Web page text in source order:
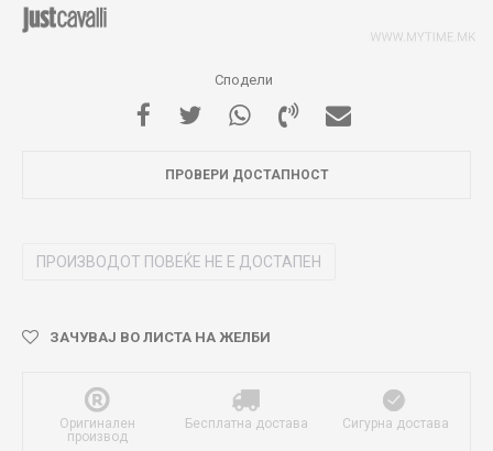
Сподели
ПРОВЕРИ ДОСТАПНОСТ
ПРОИЗВОДОТ ПОВЕЌЕ НЕ Е ДОСТАПЕН
ЗАЧУВАЈ ВО ЛИСТА НА ЖЕЛБИ
Оригинален
производ
Бесплатна достава Сигурна достава